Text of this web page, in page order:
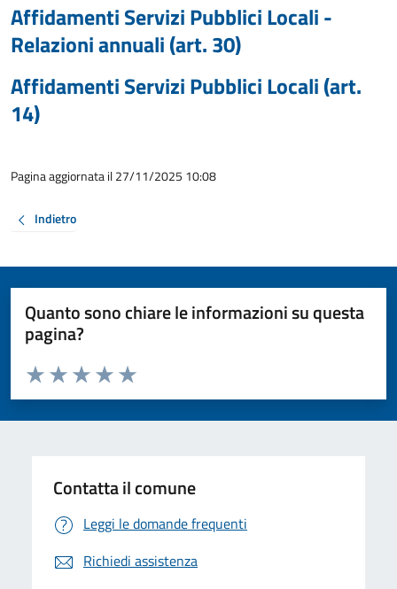
Affidamenti Servizi Pubblici Locali -
Relazioni annuali (art. 30)
Affidamenti Servizi Pubblici Locali (art.
14)
Pagina aggiornata il 27/11/2025 10:08
Indietro
Quanto sono chiare le informazioni su questa
pagina?
Valuta da 1 a 5 stelle la pagina
Valuta 5 stelle su 5
Valuta 4 stelle su 5
Valuta 3 stelle su 5
Valuta 2 stelle su 5
Valuta 1 stelle su 5
Contatta il comune
Leggi le domande frequenti
Richiedi assistenza